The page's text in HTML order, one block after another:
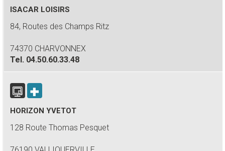
ISACAR LOISIRS
84, Routes des Champs Ritz
74370 CHARVONNEX
Tel. 04.50.60.33.48
HORIZON YVETOT
128 Route Thomas Pesquet